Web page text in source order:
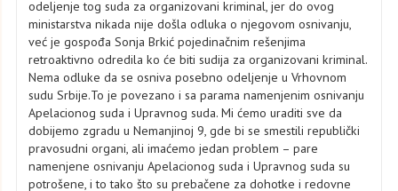
odeljenje tog suda za organizovani kriminal, jer do ovog
ministarstva nikada nije došla odluka o njegovom osnivanju,
već je gospođa Sonja Brkić pojedinačnim rešenjima
retroaktivno odredila ko će biti sudija za organizovani kriminal.
Nema odluke da se osniva posebno odeljenje u Vrhovnom
sudu Srbije.To je povezano i sa parama namenjenim osnivanju
Apelacionog suda i Upravnog suda. Mi ćemo uraditi sve da
dobijemo zgradu u Nemanjinoj 9, gde bi se smestili republički
pravosudni organi, ali imaćemo jedan problem – pare
namenjene osnivanju Apelacionog suda i Upravnog suda su
potrošene, i to tako što su prebačene za dohotke i redovne